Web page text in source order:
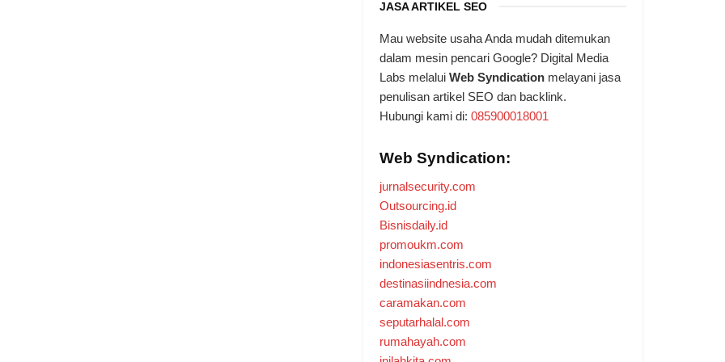
JASA ARTIKEL SEO
Mau website usaha Anda mudah ditemukan
dalam mesin pencari Google? Digital Media
Labs melalui Web Syndication melayani jasa
penulisan artikel SEO dan backlink.
Hubungi kami di: 085900018001
Web Syndication:
jurnalsecurity.com
Outsourcing.id
Bisnisdaily.id
promoukm.com
indonesiasentris.com
destinasiindnesia.com
caramakan.com
seputarhalal.com
rumahayah.com